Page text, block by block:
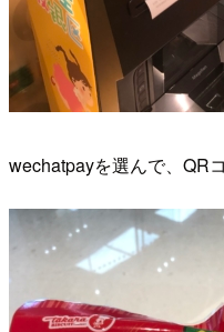
wechatpayを選んで、QR